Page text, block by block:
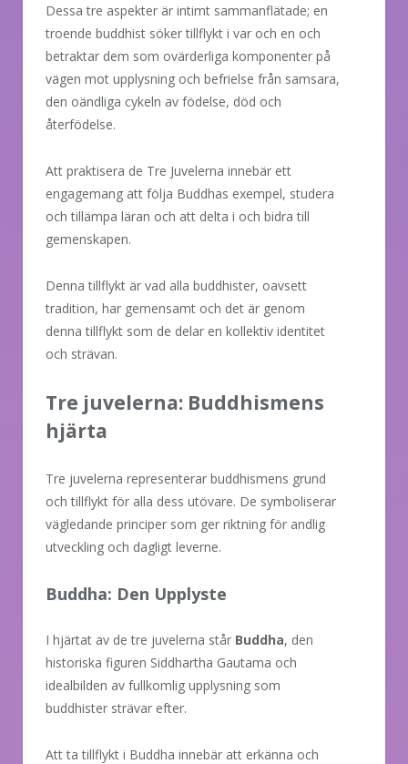
Dessa tre aspekter är intimt sammanflätade; en
troende buddhist söker tillflykt i var och en och
betraktar dem som ovärderliga komponenter på
vägen mot upplysning och befrielse från samsara,
den oändliga cykeln av födelse, död och
återfödelse.
Att praktisera de Tre Juvelerna innebär ett
engagemang att följa Buddhas exempel, studera
och tillämpa läran och att delta i och bidra till
gemenskapen.
Denna tillflykt är vad alla buddhister, oavsett
tradition, har gemensamt och det är genom
denna tillflykt som de delar en kollektiv identitet
och strävan.
Tre juvelerna: Buddhismens
hjärta
Tre juvelerna representerar buddhismens grund
och tillflykt för alla dess utövare. De symboliserar
vägledande principer som ger riktning för andlig
utveckling och dagligt leverne.
Buddha: Den Upplyste
I hjärtat av de tre juvelerna står Buddha, den
historiska figuren Siddhartha Gautama och
idealbilden av fullkomlig upplysning som
buddhister strävar efter.
Att ta tillflykt i Buddha innebär att erkänna och